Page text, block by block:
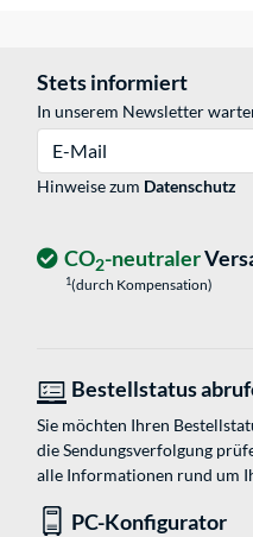
Stets informiert
In unserem Newsletter
Hinweise zum Datenschutz
CO2-neutraler
1(durch Kompensation)
Bestellstatus
Sie möchten Ihren
die Sendungsverfolgung
alle Informationen rund um
PC-Konfigurator